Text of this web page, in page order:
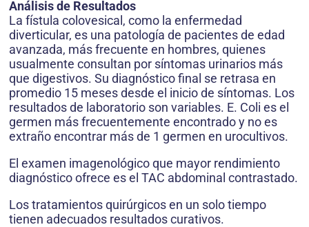
Análisis de Resultados
La fístula colovesical, como la enfermedad
diverticular, es una patología de pacientes de edad
avanzada, más frecuente en hombres, quienes
usualmente consultan por síntomas urinarios más
que digestivos. Su diagnóstico final se retrasa en
promedio 15 meses desde el inicio de síntomas. Los
resultados de laboratorio son variables. E. Coli es el
germen más frecuentemente encontrado y no es
extraño encontrar más de 1 germen en urocultivos.
El examen imagenológico que mayor rendimiento
diagnóstico ofrece es el TAC abdominal contrastado.
Los tratamientos quirúrgicos en un solo tiempo
tienen adecuados resultados curativos.